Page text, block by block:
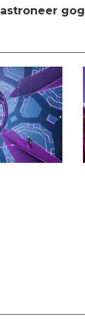
astroneer gog